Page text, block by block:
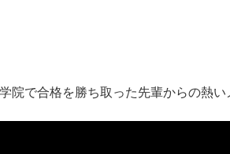
院で合格を勝ち取った先輩からの熱い